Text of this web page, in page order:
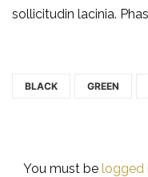
sollicitudin lacinia.
BLACK GREEN
You must be logged